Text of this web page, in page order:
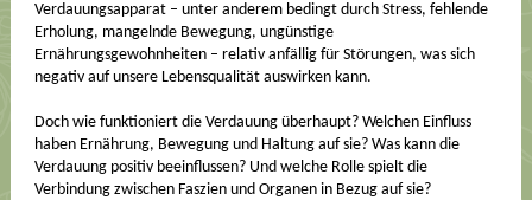
Verdauungsapparat – unter anderem bedingt durch Stress, fehlende
Erholung, mangelnde Bewegung, ungünstige
Ernährungsgewohnheiten – relativ anfällig für Störungen, was sich
negativ auf unsere Lebensqualität auswirken kann.
Doch wie funktioniert die Verdauung überhaupt? Welchen Einfluss
haben Ernährung, Bewegung und Haltung auf sie? Was kann die
Verdauung positiv beeinflussen? Und welche Rolle spielt die
Verbindung zwischen Faszien und Organen in Bezug auf sie?